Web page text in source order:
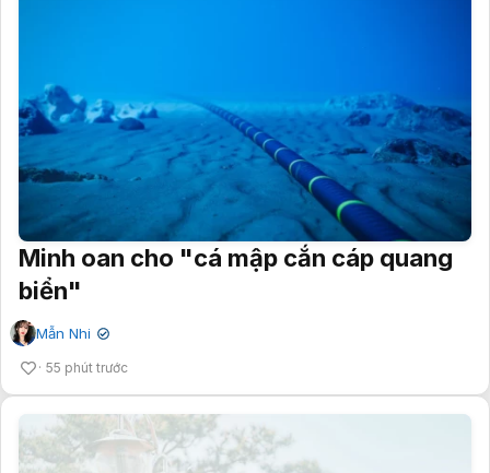
Minh oan cho "cá mập cắn cáp quang
biển"
Mẫn Nhi ✔
55 phút trước